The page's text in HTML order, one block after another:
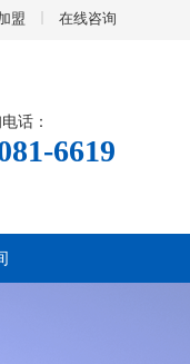
盟 在线咨询
话：
6619